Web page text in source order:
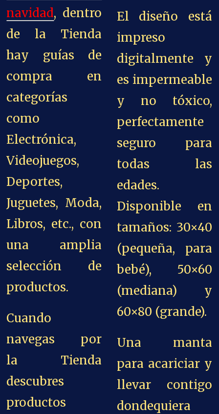
navidad, dentro
de la Tienda
hay guías de
compra en
categorías
como
Electrónica,
Videojuegos,
Deportes,
Juguetes, Moda,
Libros, etc., con
una amplia
selección de
productos.
Cuando
navegas por
la Tienda
descubres
productos
El diseño está
impreso
digitalmente y
es impermeable
y no tóxico,
perfectamente
seguro para
todas las
edades.
Disponible en
tamaños: 30×40
(pequeña, para
bebé), 50×60
(mediana) y
60×80 (grande).
Una manta
para acariciar y
llevar contigo
dondequiera